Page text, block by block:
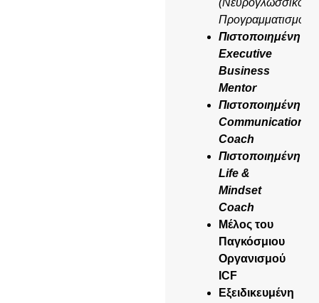
(Νευρογλωσσικός
Προγραμματισμός)
Πιστοποιημένη
Executive
Business
Mentor
Πιστοποιημένη
Communication
Coach
Πιστοποιημένη
Life &
Mindset
Coach
Μέλος του
Παγκόσμιου
Οργανισμού
ICF
Εξειδικευμένη